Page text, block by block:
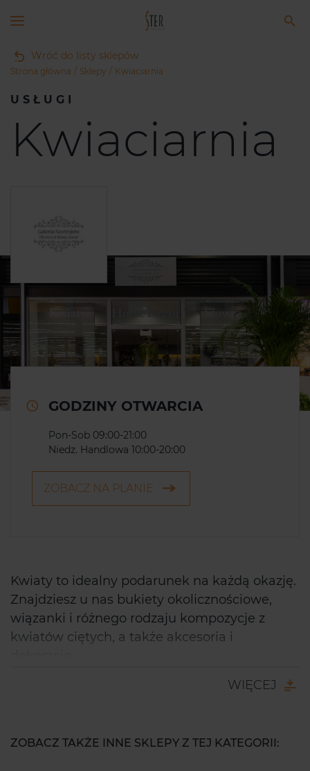
Strona główna Sklepy Kwiaciarnia
Wróć do listy sklepów
USŁUGI
Kwiaciarnia
GODZINY OTWARCIA
Pon-Sob 09:00-21:00
Niedz. Handlowa 10:00-20:00
ZOBACZ NA PLANIE
Kwiaty to idealny podarunek na każdą okazję.
Znajdziesz u nas bukiety okolicznościowe,
wiązanki i różnego rodzaju kompozycje z
kwiatów ciętych, a także akcesoria i
WIĘCEJ
ZOBACZ TAKŻE INNE SKLEPY Z TEJ KATEGORII: